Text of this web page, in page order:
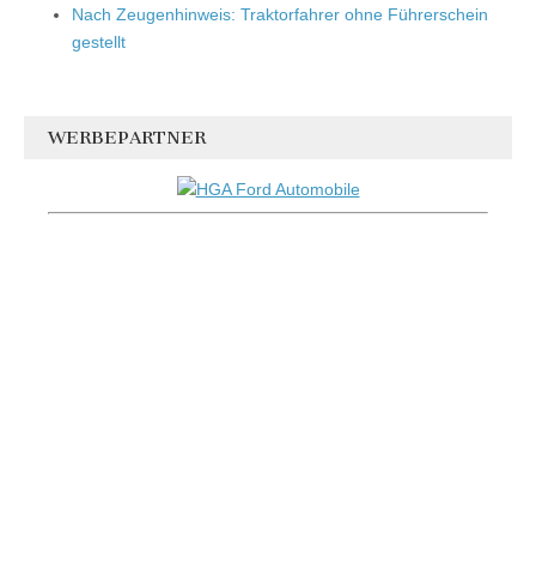
Nach Zeugenhinweis: Traktorfahrer ohne Führerschein
gestellt
WERBEPARTNER